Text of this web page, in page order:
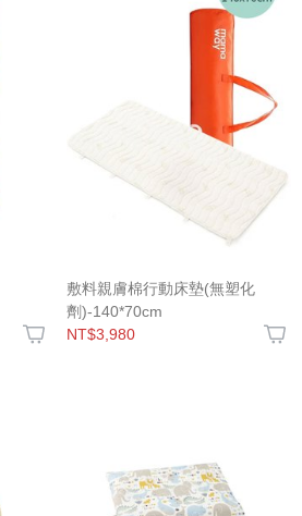
敷料親膚棉行動床墊(無塑化
劑)-140*70cm
NT$3,980